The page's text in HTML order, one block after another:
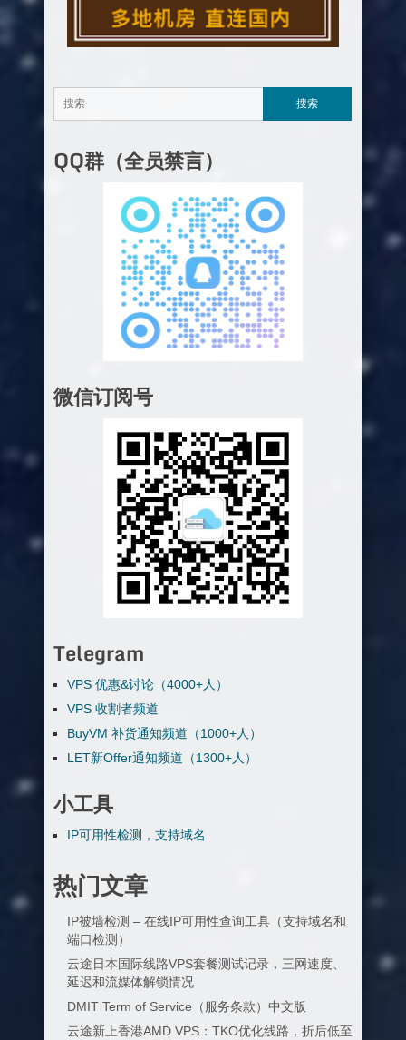
QQ群（全员禁言）
微信订阅号
Telegram
VPS 优惠&讨论（4000+人）
VPS 收割者频道
BuyVM 补货通知频道（1000+人）
LET新Offer通知频道（1300+人）
小工具
IP可用性检测，支持域名
热门文章
IP被墙检测 – 在线IP可用性查询工具（支持域名和
端口检测）
云途日本国际线路VPS套餐测试记录，三网速度、
延迟和流媒体解锁情况
DMIT Term of Service（服务条款）中文版
云途新上香港AMD VPS：TKO优化线路，折后低至